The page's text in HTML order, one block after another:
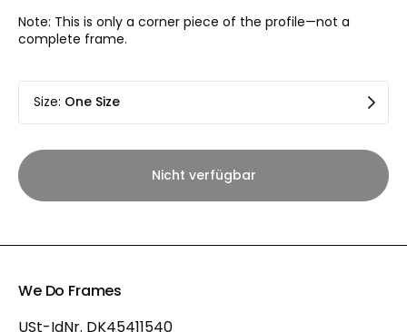
Note: This is only a corner piece of the profile—not a
complete frame.
Size: One Size
Nicht verfügbar
We Do Frames
USt-IdNr. DK45411540